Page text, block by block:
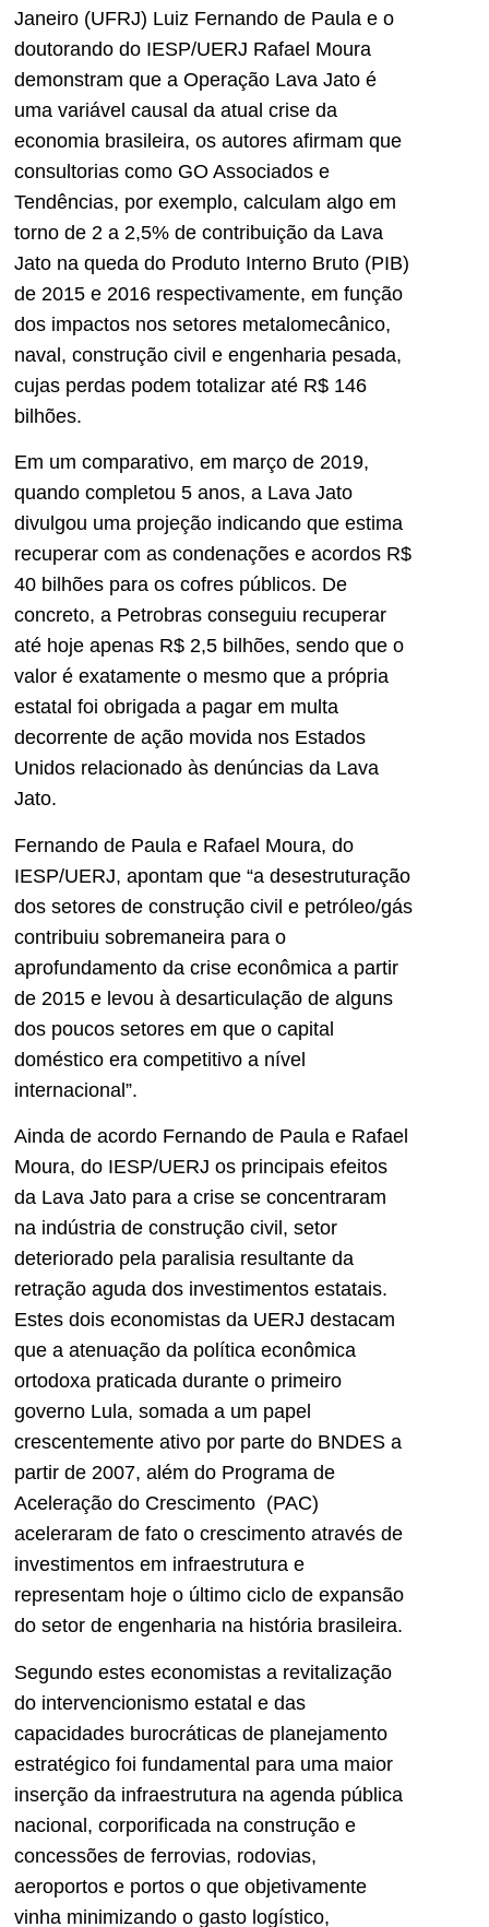
Janeiro (UFRJ) Luiz Fernando de Paula e o
doutorando do IESP/UERJ Rafael Moura
demonstram que a Operação Lava Jato é
uma variável causal da atual crise da
economia brasileira, os autores afirmam que
consultorias como GO Associados e
Tendências, por exemplo, calculam algo em
torno de 2 a 2,5% de contribuição da Lava
Jato na queda do Produto Interno Bruto (PIB)
de 2015 e 2016 respectivamente, em função
dos impactos nos setores metalomecânico,
naval, construção civil e engenharia pesada,
cujas perdas podem totalizar até R$ 146
bilhões.
Em um comparativo, em março de 2019,
quando completou 5 anos, a Lava Jato
divulgou uma projeção indicando que estima
recuperar com as condenações e acordos R$
40 bilhões para os cofres públicos. De
concreto, a Petrobras conseguiu recuperar
até hoje apenas R$ 2,5 bilhões, sendo que o
valor é exatamente o mesmo que a própria
estatal foi obrigada a pagar em multa
decorrente de ação movida nos Estados
Unidos relacionado às denúncias da Lava
Jato.
Fernando de Paula e Rafael Moura, do
IESP/UERJ, apontam que “a desestruturação
dos setores de construção civil e petróleo/gás
contribuiu sobremaneira para o
aprofundamento da crise econômica a partir
de 2015 e levou à desarticulação de alguns
dos poucos setores em que o capital
doméstico era competitivo a nível
internacional”.
Ainda de acordo Fernando de Paula e Rafael
Moura, do IESP/UERJ os principais efeitos
da Lava Jato para a crise se concentraram
na indústria de construção civil, setor
deteriorado pela paralisia resultante da
retração aguda dos investimentos estatais.
Estes dois economistas da UERJ destacam
que a atenuação da política econômica
ortodoxa praticada durante o primeiro
governo Lula, somada a um papel
crescentemente ativo por parte do BNDES a
partir de 2007, além do Programa de
Aceleração do Crescimento (PAC)
aceleraram de fato o crescimento através de
investimentos em infraestrutura e
representam hoje o último ciclo de expansão
do setor de engenharia na história brasileira.
Segundo estes economistas a revitalização
do intervencionismo estatal e das
capacidades burocráticas de planejamento
estratégico foi fundamental para uma maior
inserção da infraestrutura na agenda pública
nacional, corporificada na construção e
concessões de ferrovias, rodovias,
aeroportos e portos o que objetivamente
vinha minimizando o gasto logístico,